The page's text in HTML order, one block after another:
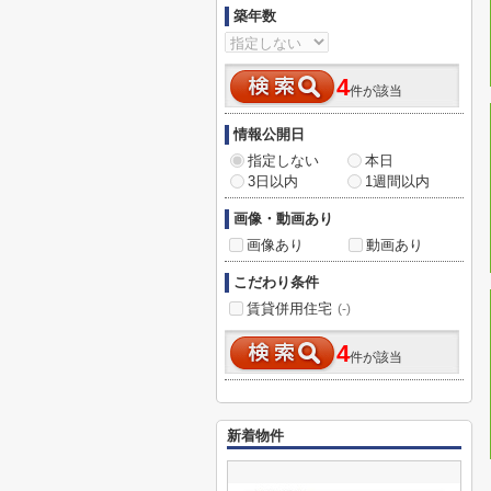
築年数
4件が該当
情報公開日
指定しない
本日
3日以内
1週間以内
画像・動画あり
画像あり
動画あり
こだわり条件
賃貸併用住宅 (-)
4件が該当
新着物件